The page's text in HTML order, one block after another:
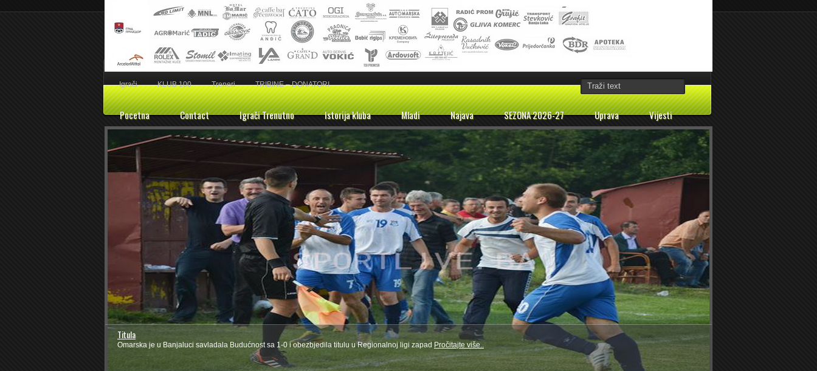
Igrači KLUB 100 Treneri TRIBINE – DONATORI
Pocetna Contact Igrači Trenutno Istorija kluba Mladi Najava SEZONA 2026-27 Uprava Vijesti
Titula
Omarska je u Banjaluci savladala Budućnost sa 1-0 i obezbjedila titulu u Regionalnoj ligi zapad Pročitajte više..
4